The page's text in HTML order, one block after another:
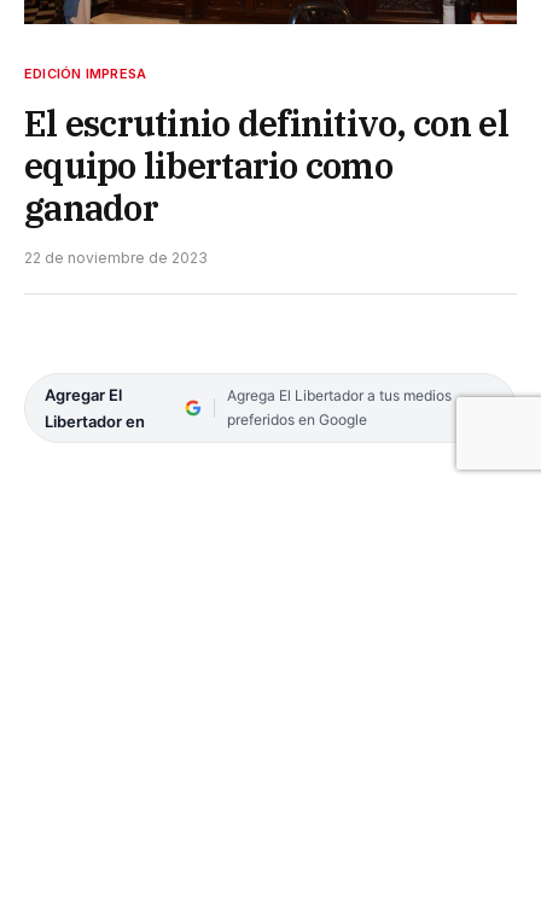
EDICIÓN IMPRESA
El escrutinio definitivo, con el
equipo libertario como
ganador
22 de noviembre de 2023
Agregar El
Libertador en
Agrega El Libertador a tus medios
preferidos en Google